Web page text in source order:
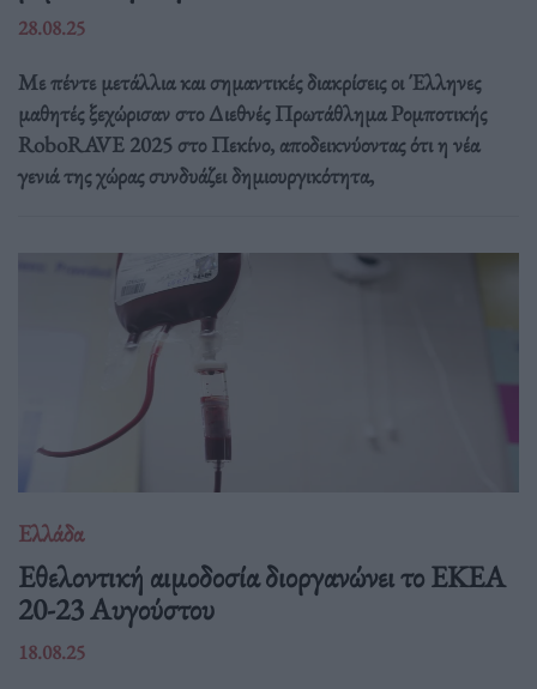
28.08.25
Με πέντε μετάλλια και σημαντικές διακρίσεις οι Έλληνες
μαθητές ξεχώρισαν στο Διεθνές Πρωτάθλημα Ρομποτικής
RoboRAVE 2025 στο Πεκίνο, αποδεικνύοντας ότι η νέα
γενιά της χώρας συνδυάζει δημιουργικότητα,
Ελλάδα
Eθελοντική αιμοδοσία διοργανώνει το ΕΚΕΑ
20-23 Αυγούστου
18.08.25